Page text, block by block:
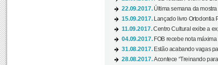
22.09.2017. Última semana da mostra
15.09.2017.
Lançado livro Ortodontia
11.09.2017.Centro Cultural exibe a
04.09.2017. FOB recebe nota
31.08.2017. Estão acabando vagas
28.08.2017.Acontece “Treinando